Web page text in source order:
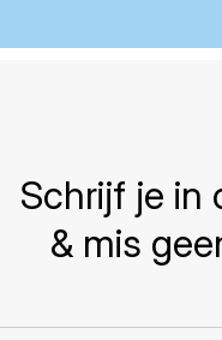
Schrijf je in
& mis